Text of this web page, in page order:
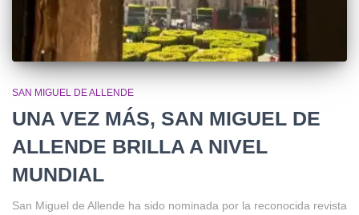
SAN MIGUEL DE ALLENDE
UNA VEZ MÁS, SAN MIGUEL DE
ALLENDE BRILLA A NIVEL
MUNDIAL
San Miguel de Allende ha sido nominada por la reconocida revista